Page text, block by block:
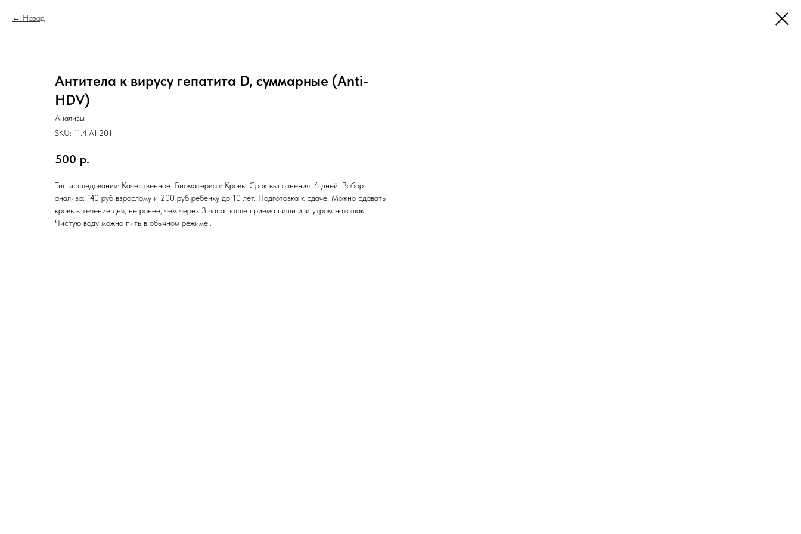
Назад
Антитела к вирусу гепатита D, суммарные (Anti-
HDV)
Анализы
SKU: 11.4.A1.201
500 р.
Тип исследования: Качественное. Биоматериал: Кровь. Срок выполнения: 6 дней. Забор
анализа: 140 руб взрослому и 200 руб ребенку до 10 лет. Подготовка к сдаче: Можно сдавать
кровь в течение дня, не ранее, чем через 3 часа после приема пищи или утром натощак.
Чистую воду можно пить в обычном режиме..